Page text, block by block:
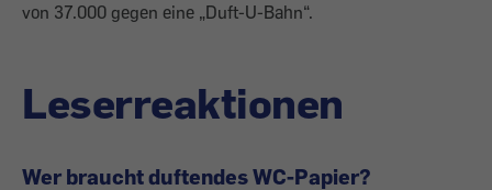
von 37.000 gegen eine „Duft-U-Bahn“.
Leserreaktionen
Wer braucht duftendes WC-Papier?